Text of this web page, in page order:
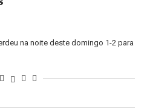
na noite deste domingo 1-2 para